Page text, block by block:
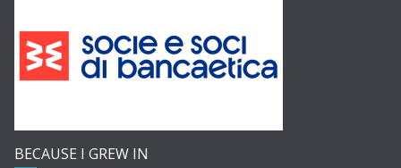
BECAUSE I GREW IN